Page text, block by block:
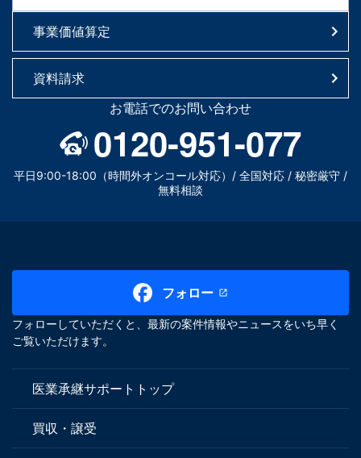
事業価値算定
資料請求
お電話でのお問い合わせ
0120-951-077
平日9:00-18:00（時間外オンコール対応）/ 全国対応 / 秘密厳守 /
無料相談
フォロー
フォローしていただくと、最新の案件情報やニュースをいち早く
ご覧いただけます。
医業承継サポートトップ
買収・譲受